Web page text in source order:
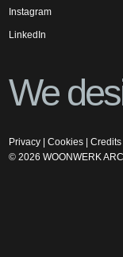
Instagram
LinkedIn
We
Privacy |Cookies |Credits
©2026 WOONWERK